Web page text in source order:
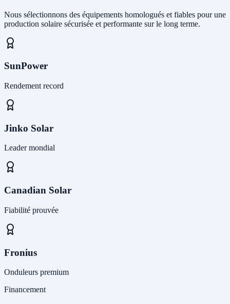
Nous sélectionnons des équipements homologués et fiables pour une
production solaire sécurisée et performante sur le long terme.
SunPower
Rendement record
Jinko Solar
Leader mondial
Canadian Solar
Fiabilité prouvée
Fronius
Onduleurs premium
Financement